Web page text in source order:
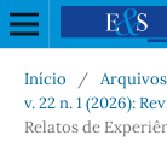
Início / Arquivos
v. 22 n. 1 (2026):
Relatos de